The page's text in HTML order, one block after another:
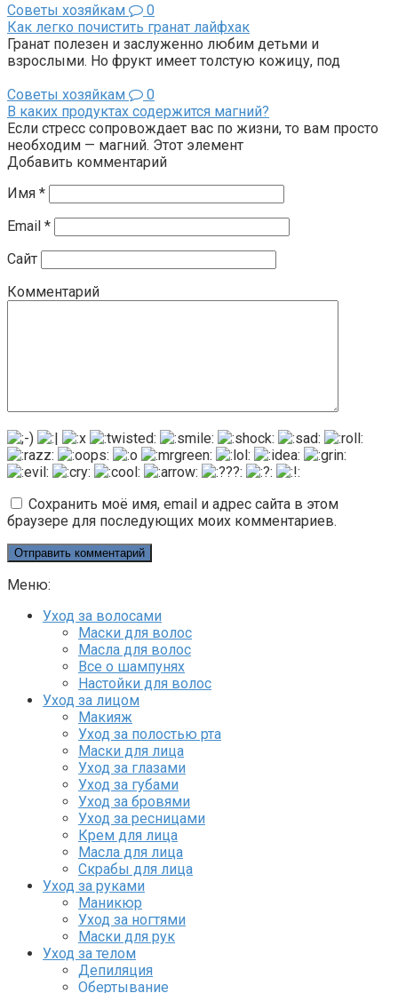
Советы хозяйкам
0
Как легко почистить гранат лайфхак
Гранат полезен и заслуженно любим детьми и
взрослыми. Но фрукт имеет толстую кожицу, под
Советы хозяйкам
0
В каких продуктах содержится магний?
Если стресс сопровождает вас по жизни, то вам просто
необходим — магний. Этот элемент
Добавить комментарий
Имя *
Email *
Сайт
Комментарий
Сохранить моё имя, email и адрес сайта в этом
браузере для последующих моих комментариев.
Меню:
Уход за волосами
Маски для волос
Масла для волос
Все о шампунях
Настойки для волос
Уход за лицом
Макияж
Уход за полостью рта
Маски для лица
Уход за глазами
Уход за губами
Уход за бровями
Уход за ресницами
Крем для лица
Масла для лица
Скрабы для лица
Уход за руками
Маникюр
Уход за ногтями
Маски для рук
Уход за телом
Депиляция
Обертывание